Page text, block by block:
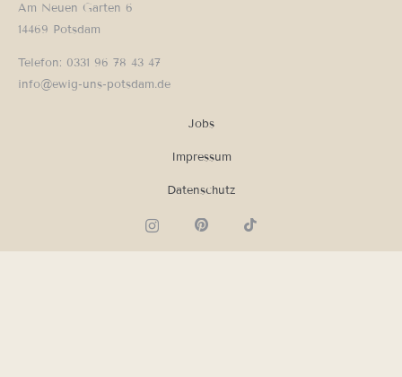
Am Neuen Garten 6
14469 Potsdam
Telefon: 0331 96 78 43 47
info@ewig-uns-potsdam.de
Jobs
Impressum
Datenschutz